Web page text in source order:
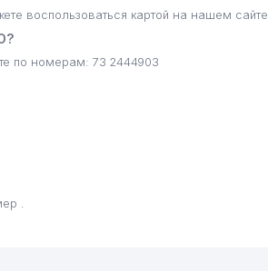
воспользоваться картой на нашем сайте
по номерам: 73 2444903
.